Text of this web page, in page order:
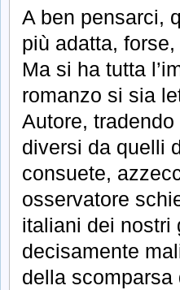
A ben pensarci,
più adatta,
Ma si ha tutta
romanzo si sia
Autore,
diversi da quelli
consuete,
osservatore
italiani dei nostri
decisamente
della